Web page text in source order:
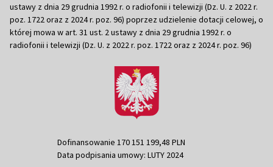
ustawy z dnia 29 grudnia 1992 r. o radiofonii i telewizji (Dz. U. z 2022 r.
poz. 1722 oraz z 2024 r. poz. 96) poprzez udzielenie dotacji celowej, o
której mowa w art. 31 ust. 2 ustawy z dnia 29 grudnia 1992 r. o
radiofonii i telewizji (Dz. U. z 2022 r. poz. 1722 oraz z 2024 r. poz. 96)
Dofinansowanie 170 151 199,48 PLN
Data podpisania umowy: LUTY 2024